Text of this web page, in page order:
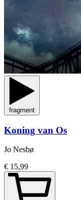
fragment
Koning van Os
Jo Nesbø
€ 15,99